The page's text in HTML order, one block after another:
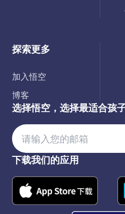
探索更多
加入悟空
博客
选择悟空，选择最适合孩
下载我们的应用